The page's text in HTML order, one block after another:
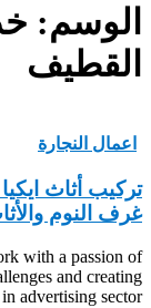
الوسم:
القطيف
اعمال النجارة
تركيب أثاث
غرف النوم والأثاث|
with a passion of
and creating
advertising sector.